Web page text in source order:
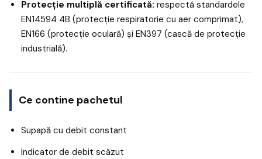
Protecție multiplă certificată: respectă standardele
EN14594 4B (protecție respiratorie cu aer comprimat),
EN166 (protecție oculară) și EN397 (cască de protecție
industrială).
Ce contine pachetul
Supapă cu debit constant
Indicator de debit scăzut